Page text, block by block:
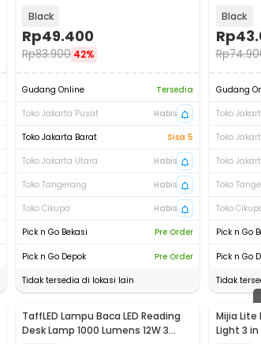
Black
Rp49.400
Rp83.900 42%
Gudang Online
Tersedia
Toko Jakarta Pusat
Habis
Toko Jakarta Barat
Sisa 5
Toko Jakarta Utara
Habis
Toko Tangerang
Habis
Toko Cikupa
Habis
Pick n Go Bekasi
Pre Order
Pick n Go Depok
Pre Order
Tidak tersedia di lokasi lain
Black
Rp
Rp
Gudang
Toko
Toko
Toko
Toko
Toko
Pick n Go
Pick n Go
Tidak
TaffLED Lampu Baca LED Reading
Desk Lamp 1000 Lumens 12W 3
Mijia Lite
Light 3 in